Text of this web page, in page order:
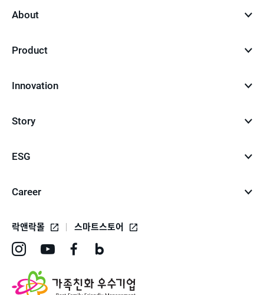
About
Product
Innovation
Story
ESG
Career
락앤락몰 스마트스토어
스
타
브
스
버